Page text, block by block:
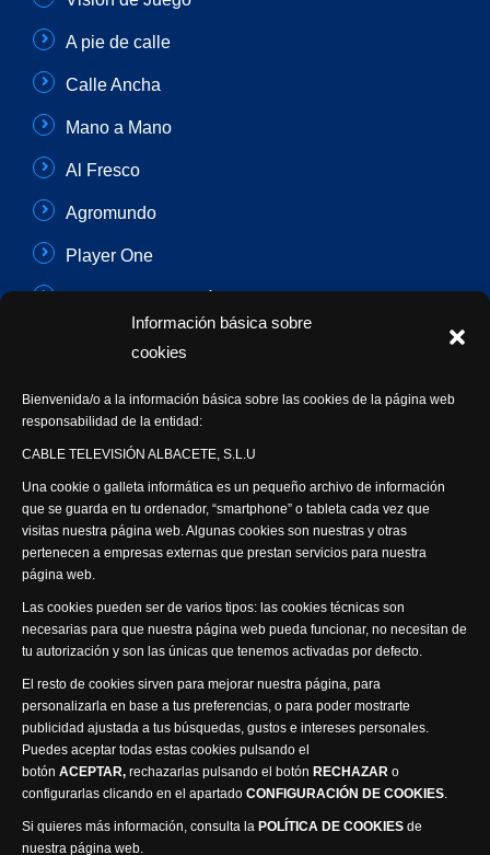
Información básica sobre
cookies
Bienvenida/o a la información básica sobre las cookies de la página web
responsabilidad de la entidad:
CABLE TELEVISIÓN ALBACETE, S.L.U
Una cookie o galleta informática es un pequeño archivo de información
que se guarda en tu ordenador, “smartphone” o tableta cada vez que
visitas nuestra página web. Algunas cookies son nuestras y otras
pertenecen a empresas externas que prestan servicios para nuestra
página web.
Las cookies pueden ser de varios tipos: las cookies técnicas son
necesarias para que nuestra página web pueda funcionar, no necesitan de
tu autorización y son las únicas que tenemos activadas por defecto.
El resto de cookies sirven para mejorar nuestra página, para
personalizarla en base a tus preferencias, o para poder mostrarte
publicidad ajustada a tus búsquedas, gustos e intereses personales.
Puedes aceptar todas estas cookies pulsando el
botón ACEPTAR, rechazarlas pulsando el botón RECHAZAR o
configurarlas clicando en el apartado CONFIGURACIÓN DE COOKIES.
Si quieres más información, consulta la POLÍTICA DE COOKIES de
nuestra página web.
A pie de calle
Calle Ancha
Mano a Mano
Al Fresco
Agromundo
Player One
Síguenos
Política de privacidad
Política de cookies
Accesibilidad
Compromiso con la protección de datos personales